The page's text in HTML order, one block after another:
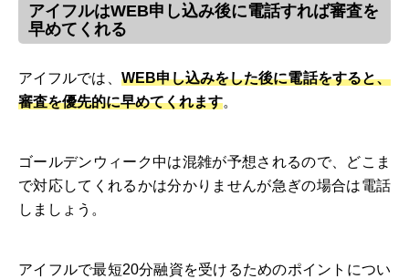
アイフルはWEB申し込み後に電話すれば審査を
早めてくれる
アイフルでは、 WEB申し込みをした後に電話をすると、
審査を優先的に早めてくれます。
ゴールデンウィーク中は混雑が予想されるので、どこま
で対応してくれるかは分かりませんが急ぎの場合は電話
しましょう。
アイフルで最短20分融資を受けるためのポイントについ